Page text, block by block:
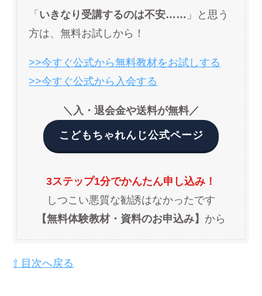
「 いきなり受講するのは不安…… 」と思う
方は、無料お試しから！
>>今すぐ公式から無料教材をお試しする
>>今すぐ公式から入会する
＼入・退会金や送料が無料／
こどもちゃれんじ公式ページ
3ステップ1分でかんたん申し込み！
しつこい悪質な勧誘はなかったです
【無料体験教材・資料のお申込み】 から
⇧ 目次へ戻る